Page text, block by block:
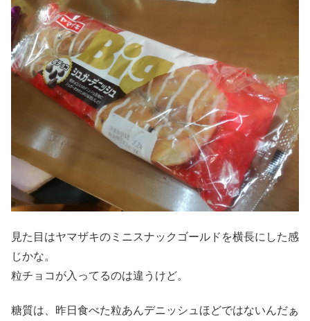
見た目はヤマザキのミニスナックゴールドを横長にした感
じかな。
粒チョコが入ってるのは違うけど。
糖質は、昨日食べた粒あんデニッシュほどではないんだぁ